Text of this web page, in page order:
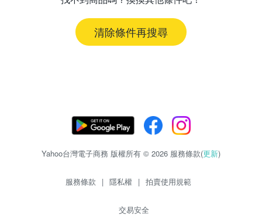
清除條件再搜尋
Yahoo台灣電子商務 版權所有 © 2026 服務條款(更新)
服務條款 | 隱私權 | 拍賣使用規範
交易安全